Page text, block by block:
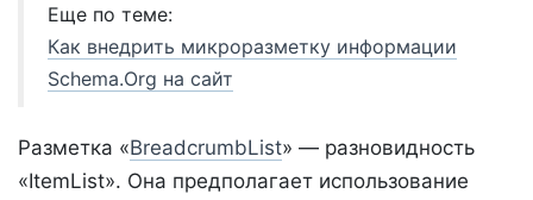
Еще по теме:
Как внедрить микроразметку информации
Schema.Org на сайт
Разметка «BreadcrumbList» — разновидность
«ItemList». Она предполагает использование